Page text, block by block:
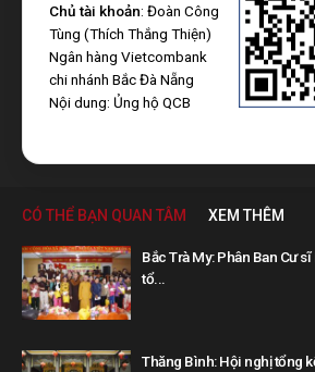
Chủ tài khoản: Đoàn Công
Tùng (Thích Thắng Thiện)
Ngân hàng Vietcombank
chi nhánh Bắc Đà Nẵng
Nội dung: Ủng hộ QCB
CÓ THỂ BẠN QUAN TÂM XEM THÊM
Bắc Trà My: Phân Ban Cư
tổ...
Thăng Bình: Hội nghị tổng